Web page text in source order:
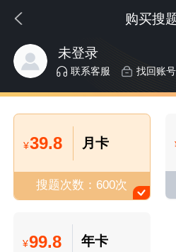
购买搜
未登录
联系客服 找回账
¥39.8 月卡
搜题次数：600次
¥99.8 年卡